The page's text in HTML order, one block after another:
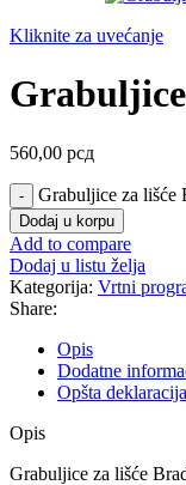
Kliknite za uvećanje
560,00 рсд
Grabuljice za
Dodaj u korpu
Add to compare
Dodaj u listu želja
Kategorija: Vrtni
Share:
Opis
Dodatne
Opšta
Opis
Grabuljice za lišće